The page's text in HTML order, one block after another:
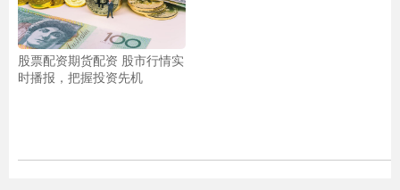
股票配资期货配资 股市行情实
时播报，把握投资先机